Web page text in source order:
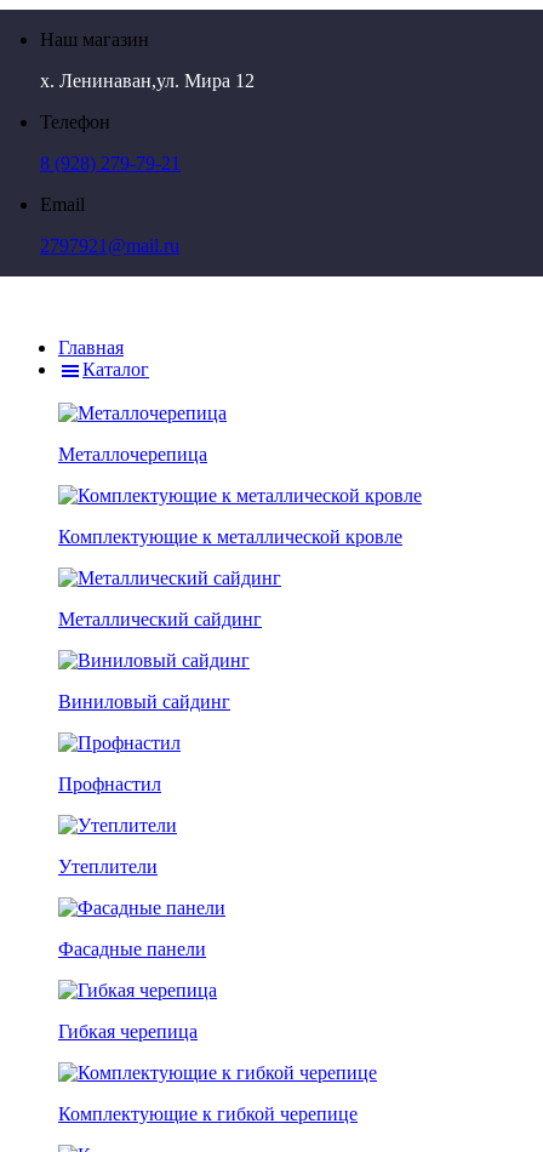
Наш магазин
х. Ленинаван,ул. Мира 12
Телефон
8 (928) 279-79-21
Email
2797921@mail.ru
Главная
Каталог
Металлочерепица
Комплектующие к металлической кровле
Металлический сайдинг
Виниловый сайдинг
Профнастил
Утеплители
Фасадные панели
Гибкая черепица
Комплектующие к гибкой черепице